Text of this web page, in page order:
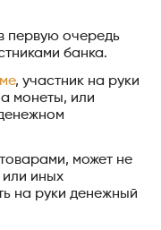
первую очередь
банка.
, участник на руки
монеты, или
может не
или иных
на руки денежный